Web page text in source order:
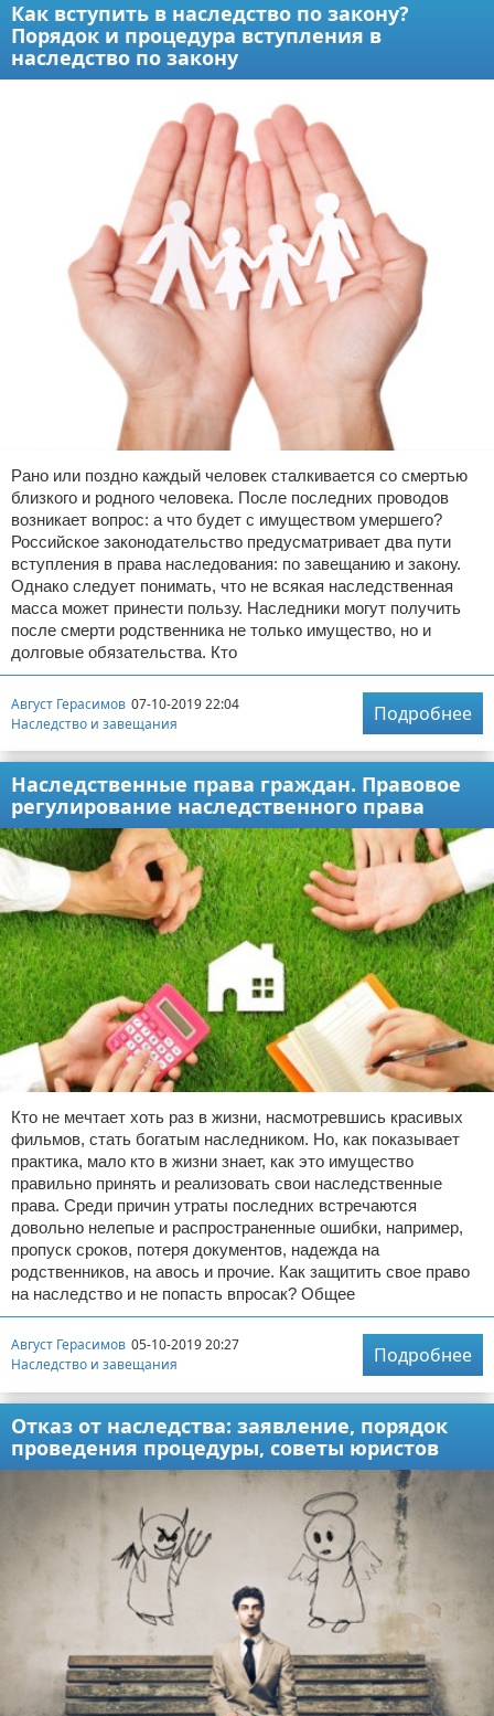
Как вступить в наследство по закону?
Порядок и процедура вступления в
наследство по закону
Рано или поздно каждый человек сталкивается со смертью
близкого и родного человека. После последних проводов
возникает вопрос: а что будет с имуществом умершего?
Российское законодательство предусматривает два пути
вступления в права наследования: по завещанию и закону.
Однако следует понимать, что не всякая наследственная
масса может принести пользу. Наследники могут получить
после смерти родственника не только имущество, но и
долговые обязательства. Кто
Август Герасимов 07-10-2019 22:04
Наследство и завещания
Подробнее
Наследственные права граждан. Правовое
регулирование наследственного права
Кто не мечтает хоть раз в жизни, насмотревшись красивых
фильмов, стать богатым наследником. Но, как показывает
практика, мало кто в жизни знает, как это имущество
правильно принять и реализовать свои наследственные
права. Среди причин утраты последних встречаются
довольно нелепые и распространенные ошибки, например,
пропуск сроков, потеря документов, надежда на
родственников, на авось и прочие. Как защитить свое право
на наследство и не попасть впросак? Общее
Август Герасимов 05-10-2019 20:27
Наследство и завещания
Подробнее
Отказ от наследства: заявление, порядок
проведения процедуры, советы юристов